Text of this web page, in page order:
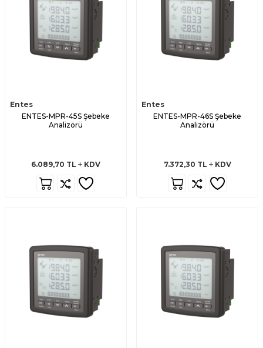
Entes
ENTES-MPR-45S Şebeke
Analizörü
6.089,70 TL KDV
Entes
ENTES-MPR-46S Şebeke
Analizörü
7.372,30 TL KDV